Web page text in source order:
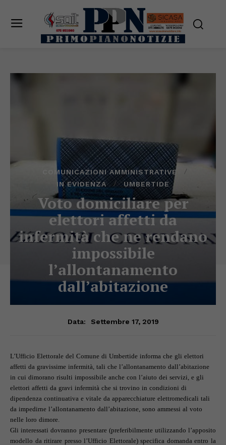
COMUNICAZIONI AMMINISTRATIVE
IN EVIDENZA
UMBERTIDE
Voto domiciliare per
elettori affetti da
infermità che ne rendano
impossibile
l’allontanamento
dall’abitazione
Data: Settembre 17, 2019
L’Ufficio Elettorale del Comune di Umbertide informa che gli elettori
affetti da gravissime infermità, tali che l’allontanamento dall’abitazione
in cui dimorano risulti impossibile anche con l’aiuto dei servizi, e gli
elettori affetti da gravi infermità che si trovino in condizioni di
dipendenza continuativa e vitale da apparecchiature elettromedicali tali
da impedirne l’allontanamento dall’abitazione, sono ammessi al voto
nelle loro dimore.
Gli interessati dovranno presentare (preferibilmente utilizzando l’apposito
modello da ritirare presso l’Ufficio Elettorale) specifica domanda entro la